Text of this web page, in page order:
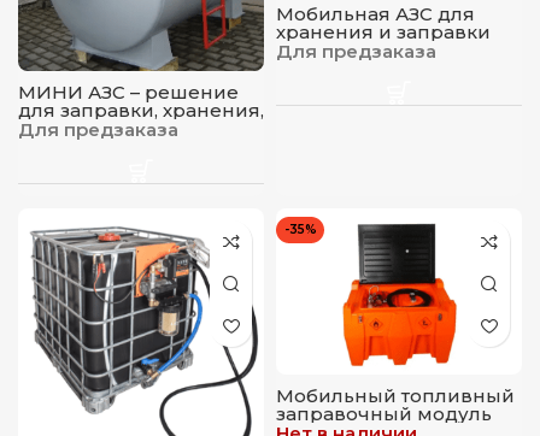
МИНИ АЗС – решение
для заправки, хранения,
учета дизельного
топлива, бензина 5000 л
Для предзаказа
Мобильная АЗС для
хранения и заправки
дизельного топлива,
бензина, объем 10000 л
Для предзаказа
-35%
Мобильный топливный
заправочный модуль